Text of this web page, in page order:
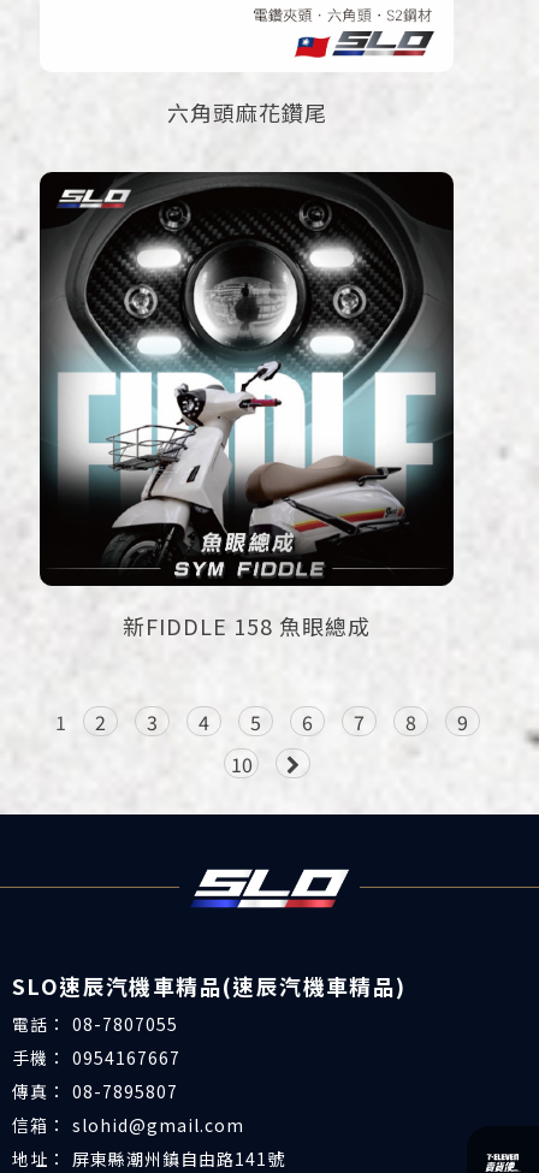
六角頭麻花鑽尾
新FIDDLE 158 魚眼總成
1 2 3 4 5 6 7 8
9
10
08-7807055
0954167667
08-7895807
slohid@gmail.com
屏東縣潮州鎮自由路141號